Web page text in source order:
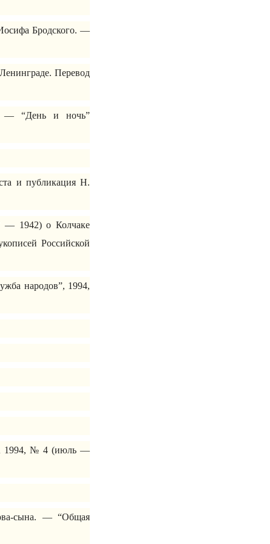
Бродского. —
Перевод
— “День и ночь”
и публикация Н.
— 1942) о Колчаке
Российской
народов”, 1994,
1994, № 4 (июль —
сына. — “Общая